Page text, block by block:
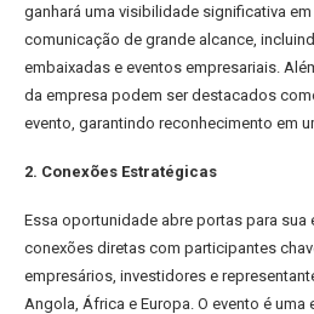
ganhará uma visibilidade significativa
comunicação de grande alcance,
embaixadas e eventos empresariais.
da empresa podem ser destacados
evento, garantindo reconhecimento em
2. Conexões Estratégicas
Essa oportunidade abre portas para sua
conexões diretas com participantes
empresários, investidores e
Angola, África e Europa. O evento é